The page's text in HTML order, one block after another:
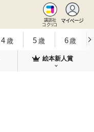
講談社
コクリコ
マイページ
4歳 5歳 6歳
絵本新人賞